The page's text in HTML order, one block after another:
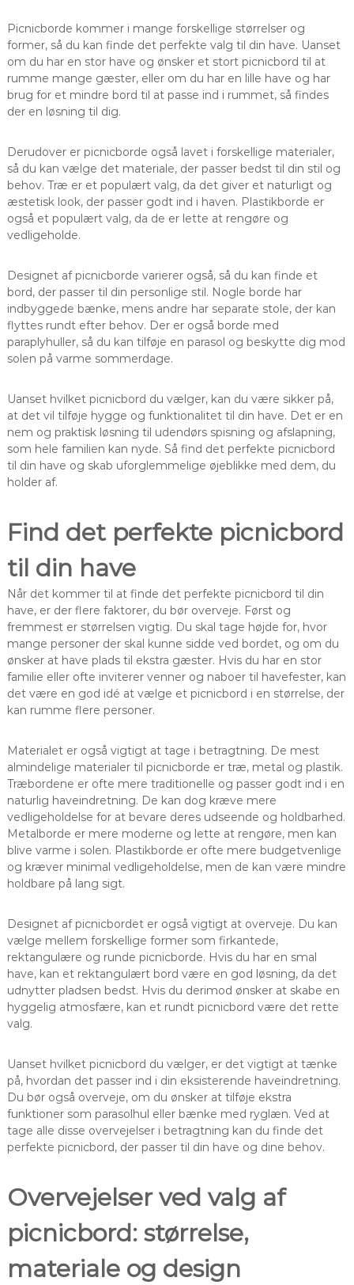
Picnicborde kommer i mange forskellige størrelser og
former, så du kan finde det perfekte valg til din have. Uanset
om du har en stor have og ønsker et stort picnicbord til at
rumme mange gæster, eller om du har en lille have og har
brug for et mindre bord til at passe ind i rummet, så findes
der en løsning til dig.
Derudover er picnicborde også lavet i forskellige materialer,
så du kan vælge det materiale, der passer bedst til din stil og
behov. Træ er et populært valg, da det giver et naturligt og
æstetisk look, der passer godt ind i haven. Plastikborde er
også et populært valg, da de er lette at rengøre og
vedligeholde.
Designet af picnicborde varierer også, så du kan finde et
bord, der passer til din personlige stil. Nogle borde har
indbyggede bænke, mens andre har separate stole, der kan
flyttes rundt efter behov. Der er også borde med
paraplyhuller, så du kan tilføje en parasol og beskytte dig mod
solen på varme sommerdage.
Uanset hvilket picnicbord du vælger, kan du være sikker på,
at det vil tilføje hygge og funktionalitet til din have. Det er en
nem og praktisk løsning til udendørs spisning og afslapning,
som hele familien kan nyde. Så find det perfekte picnicbord
til din have og skab uforglemmelige øjeblikke med dem, du
holder af.
Find det perfekte picnicbord
til din have
Når det kommer til at finde det perfekte picnicbord til din
have, er der flere faktorer, du bør overveje. Først og
fremmest er størrelsen vigtig. Du skal tage højde for, hvor
mange personer der skal kunne sidde ved bordet, og om du
ønsker at have plads til ekstra gæster. Hvis du har en stor
familie eller ofte inviterer venner og naboer til havefester, kan
det være en god idé at vælge et picnicbord i en størrelse, der
kan rumme flere personer.
Materialet er også vigtigt at tage i betragtning. De mest
almindelige materialer til picnicborde er træ, metal og plastik.
Træbordene er ofte mere traditionelle og passer godt ind i en
naturlig haveindretning. De kan dog kræve mere
vedligeholdelse for at bevare deres udseende og holdbarhed.
Metalborde er mere moderne og lette at rengøre, men kan
blive varme i solen. Plastikborde er ofte mere budgetvenlige
og kræver minimal vedligeholdelse, men de kan være mindre
holdbare på lang sigt.
Designet af picnicbordet er også vigtigt at overveje. Du kan
vælge mellem forskellige former som firkantede,
rektangulære og runde picnicborde. Hvis du har en smal
have, kan et rektangulært bord være en god løsning, da det
udnytter pladsen bedst. Hvis du derimod ønsker at skabe en
hyggelig atmosfære, kan et rundt picnicbord være det rette
valg.
Uanset hvilket picnicbord du vælger, er det vigtigt at tænke
på, hvordan det passer ind i din eksisterende haveindretning.
Du bør også overveje, om du ønsker at tilføje ekstra
funktioner som parasolhul eller bænke med ryglæn. Ved at
tage alle disse overvejelser i betragtning kan du finde det
perfekte picnicbord, der passer til din have og dine behov.
Overvejelser ved valg af
picnicbord: størrelse,
materiale og design